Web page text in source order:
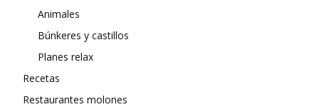
Animales
Búnkeres y castillos
Planes relax
Recetas
Restaurantes molones